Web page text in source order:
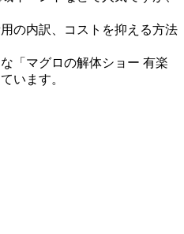
の内訳、コストを抑える方法
「マグロの解体ショー 有楽
います。